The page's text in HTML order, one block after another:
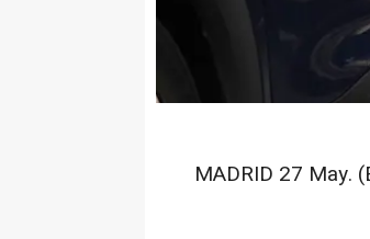
MADRID 27 May.